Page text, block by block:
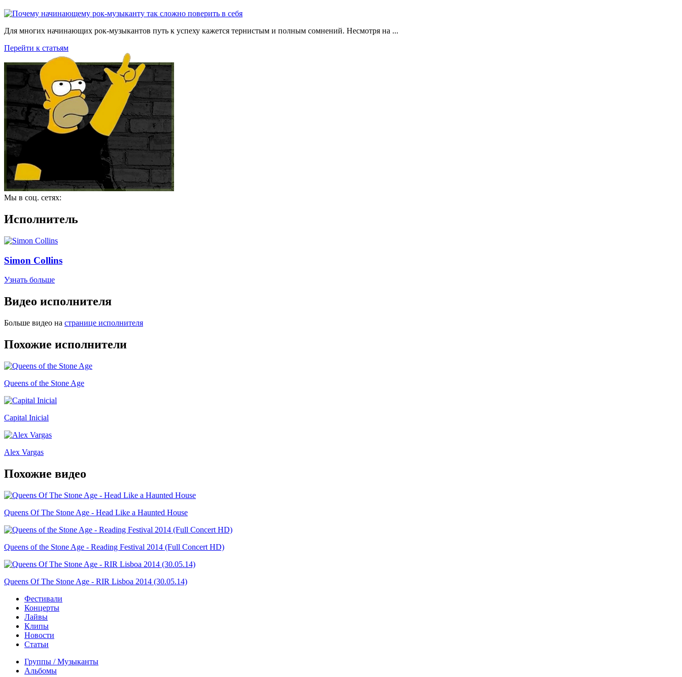
Для многих начинающих рок-музыкантов путь к успеху кажется тернистым и полным сомнений. Несмотря на ...
Перейти к статьям
Мы в соц. сетях:
Исполнитель
Simon Collins
Узнать больше
Видео исполнителя
Больше видео на странице исполнителя
Похожие исполнители
Queens of the Stone Age
Capital Inicial
Alex Vargas
Похожие видео
Queens Of The Stone Age - Head Like a Haunted House
Queens of the Stone Age - Reading Festival 2014 (Full Concert HD)
Queens Of The Stone Age - RIR Lisboa 2014 (30.05.14)
Фестивали
Концерты
Лайвы
Клипы
Новости
Статьи
Группы / Музыканты
Альбомы